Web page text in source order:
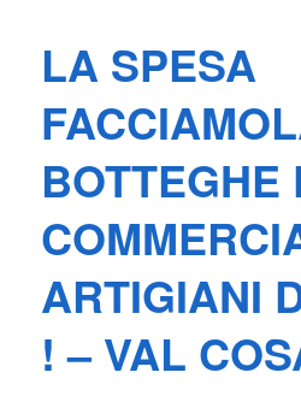
LA SPESA
BOTTEGHE
ARTIGIANI
! – VAL